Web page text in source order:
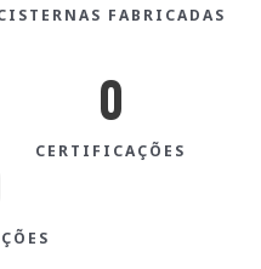
FABRICADAS
0
CERTIFICAÇÕES